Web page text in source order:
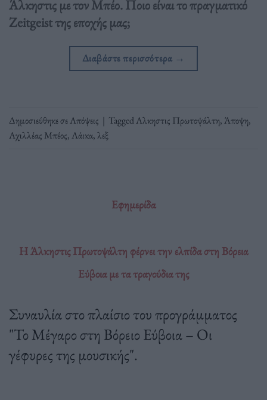
Άλκηστις με τον Μπέο. Ποιο είναι το πραγματικό
Zeitgeist της εποχής μας;
Διαβάστε περισσότερα →
Δημοσιεύθηκε σεΑπόψεις | TaggedΑλκηστις Πρωτοψάλτη,Άποψη,
Αχιλλέας Μπέος,Λάικα,λεξ
Εφημερίδα
Η Άλκηστις Πρωτοψάλτη φέρνει την ελπίδα στη Βόρεια
Εύβοια με τα τραγούδια της
Συναυλία στο πλαίσιο του προγράμματος
"Το Μέγαρο στη Βόρειο Εύβοια – Οι
γέφυρες της μουσικής".